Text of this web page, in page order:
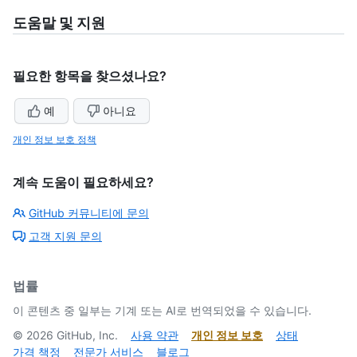
도움말 및 지원
필요한 항목을 찾으셨나요?
예 아니요
개인 정보 보호 정책
계속 도움이 필요하세요?
GitHub 커뮤니티에 문의
고객 지원 문의
법률
이 콘텐츠 중 일부는 기계 또는 AI로 번역되었을 수 있습니다.
© 2026 GitHub, Inc. 사용 약관 개인 정보 보호
상태
가격 책정
전문가 서비스 블로그